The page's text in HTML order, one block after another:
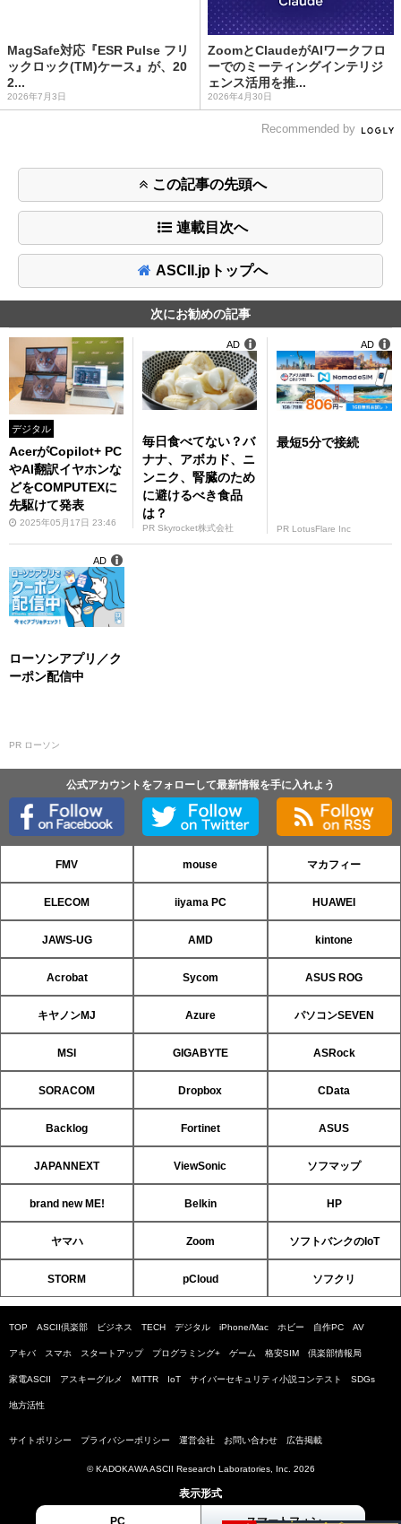
MagSafe対応『ESR Pulse フリ
ックロック(TM)ケース』が、20
2...
2026年7月3日
ZoomとClaudeがAIワークフロ
ーでのミーティングインテリジ
ェンス活用を推...
2026年4月30日
Recommended by
この記事の先頭へ
連載目次へ
ASCII.jpトップへ
次にお勧めの記事
デジタル
AcerがCopilot+ PC
やAI翻訳イヤホンな
どをCOMPUTEXに
先駆けて発表
2025年05月17日 23:46
毎日食べてない？バ
ナナ、アボカド、ニ
ンニク、腎臓のため
に避けるべき食品
は？
PR Skyrocket株式会社
AD
最短5分で接続
PR LotusFlare Inc
AD
ローソンアプリ／ク
ーポン配信中
PR ローソン
AD
公式アカウントをフォローして最新情報を手に入れよう
FMV mouse マカフィー
ELECOM iiyama PC HUAWEI
JAWS-UG AMD kintone
Acrobat Sycom ASUS ROG
キヤノンMJ Azure パソコンSEVEN
MSI GIGABYTE ASRock
SORACOM Dropbox CData
Backlog Fortinet ASUS
JAPANNEXT ViewSonic ソフマップ
brand new ME! Belkin HP
ヤマハ Zoom ソフトバンクのIoT
STORM pCloud ソフクリ
TOP ASCII倶楽部 ビジネス TECH デジタル iPhone/Mac ホビー 自作PC AV
アキバ スマホ スタートアップ プログラミング+ ゲーム 格安SIM 倶楽部情報局
家電ASCII アスキーグルメ MITTR IoT サイバーセキュリティ小説コンテスト SDGs
地方活性
サイトポリシー プライバシーポリシー 運営会社 お問い合わせ 広告掲載
© KADOKAWA ASCII Research Laboratories, Inc. 2026
表示形式
PC スマートフォン